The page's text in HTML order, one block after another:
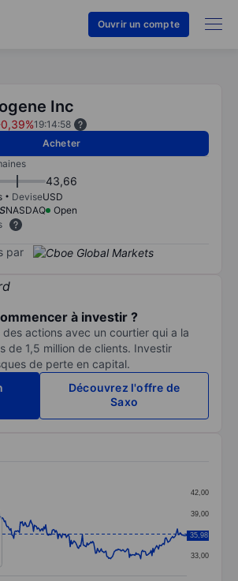
Ouvrir un compte
Inc
19:14:58
Acheter
43,66
DeviseUSD
NASDAQ
Open
par
à investir ?
actions avec un courtier qui a la
de 1,5 million de clients. Investir
de perte en capital.
Découvrez l'offre de
Saxo
291 data points.
X axis displaying categories.
Y axis displaying values. Data33,00
36,00
39,00
42,00
35,98